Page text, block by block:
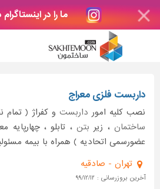
ما را در
داربست فلزی معراج
نصب کلیه امور داربستو کفراژ ( تمام
ساختمان، زیر بتن ، تابلو ،
عضورسمی اتحادیه ) همراه با بیمه
تهران - صادقیه
آخرین بروزرسانی : ۹۹/۱۲/۱۲